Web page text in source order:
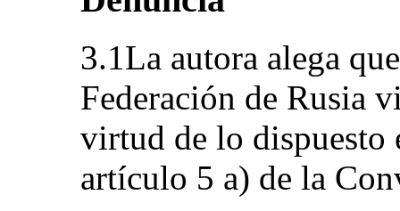
3.1La autora alega
Federación de Rusia
virtud de lo
artículo 5 a) de la